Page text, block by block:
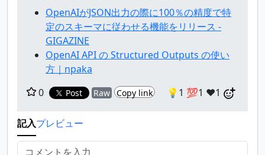
OpenAIがJSON出力の際に100％の精度で特
定のスキーマに従わせる機能をリリース -
GIGAZINE
OpenAI API の Structured Outputs の使い
方｜npaka
0
Post Raw Copy link 💡1 💯1 ❤️1
記入プレビュー